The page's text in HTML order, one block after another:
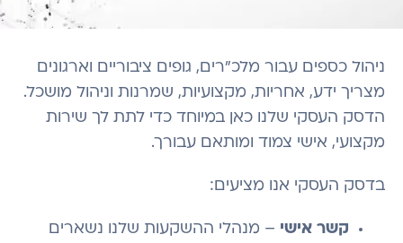
ניהול כספים עבור מלכ"רים, גופים ציבוריים וארגונים
מצריך ידע, אחריות, מקצועיות, שמרנות וניהול מושכל.
הדסק העסקי שלנו כאן במיוחד כדי לתת לך שירות
מקצועי, אישי צמוד ומותאם עבורך.
בדסק העסקי אנו מציעים:
קשר אישי – מנהלי ההשקעות שלנו נשארים